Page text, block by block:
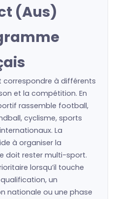
(Aus)
correspondre à différents
et la compétition. En
rassemble football,
cyclisme, sports
La
à organiser la
doit rester multi-sport.
lorsqu’il touche
un
nationale ou une phase